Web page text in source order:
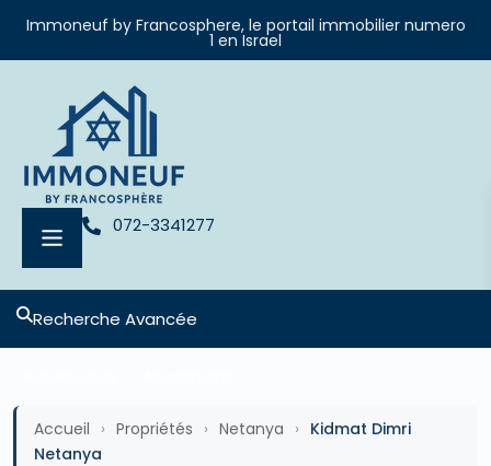
Immoneuf by Francosphere, le portail immobilier numero
1 en Israel
072-3341277
Recherche Avancée
Accueil › Propriétés › Netanya › Kidmat Dimri
Netanya